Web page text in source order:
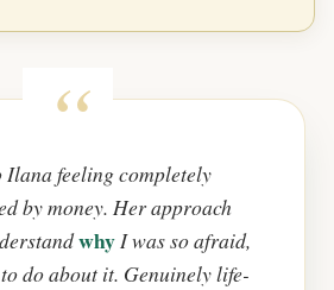
Ilana feeling completely
by money. Her approach
whyI was so afraid,
do about it. Genuinely life-